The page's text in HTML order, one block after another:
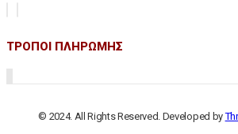
ΤΡΟΠΟΙ ΠΛΗΡΩΜΗΣ
© 2024. All Rights Reserved. Developed by